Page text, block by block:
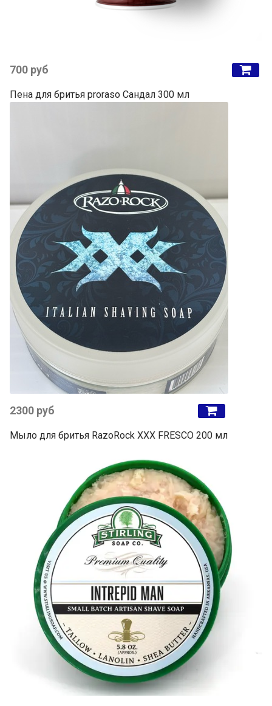
700 руб
Пена для бритья proraso Сандал 300 мл
2300 руб
Мыло для бритья RazoRock XXX FRESCO 200 мл